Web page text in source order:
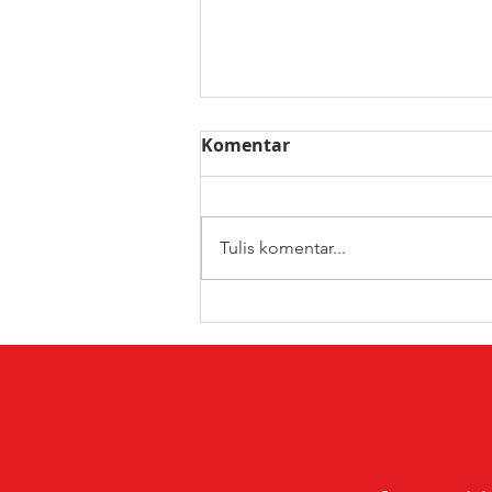
Mau ke GIIAS 2026? Ini
Daftar Fasilitas Gratis
Komentar
Tulis komentar...